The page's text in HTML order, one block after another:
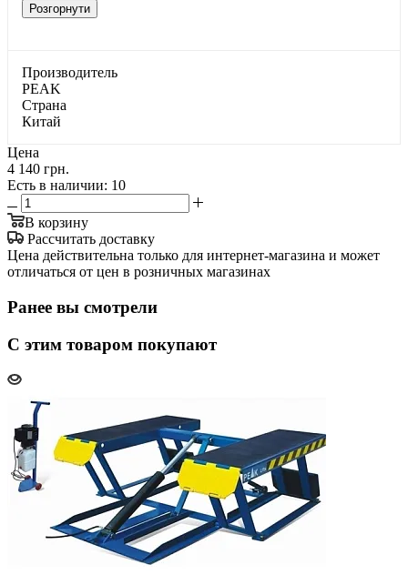
Розгорнути
Производитель
PEAK
Страна
Китай
Цена
4 140 грн.
Есть в наличии: 10
В корзину
Рассчитать доставку
Цена действительна только для интернет-магазина и может
отличаться от цен в розничных магазинах
Ранее вы смотрели
С этим товаром покупают